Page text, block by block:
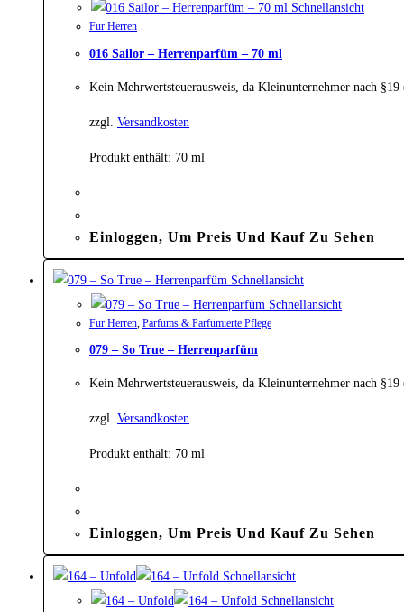
Schnellansicht
Für Herren
016 Sailor – Herrenparfüm – 70 ml
Kein Mehrwertsteuerausweis, da Kleinunternehmer nach
zzgl. Versandkosten
Produkt enthält: 70 ml
Einloggen, Um Preis Und Kauf Zu Sehen
Schnellansicht
Schnellansicht
Für Herren Parfums & Parfümierte Pflege
079 – So True – Herrenparfüm
Kein Mehrwertsteuerausweis, da Kleinunternehmer nach
zzgl. Versandkosten
Produkt enthält: 70 ml
Einloggen, Um Preis Und Kauf Zu Sehen
Schnellansicht
Schnellansicht